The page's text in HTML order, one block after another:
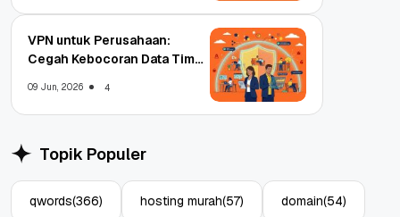
VPN untuk Perusahaan:
Cegah Kebocoran Data Tim
09 Jun, 2026 4
Topik Populer
qwords(366) hosting murah(57) domain(54)